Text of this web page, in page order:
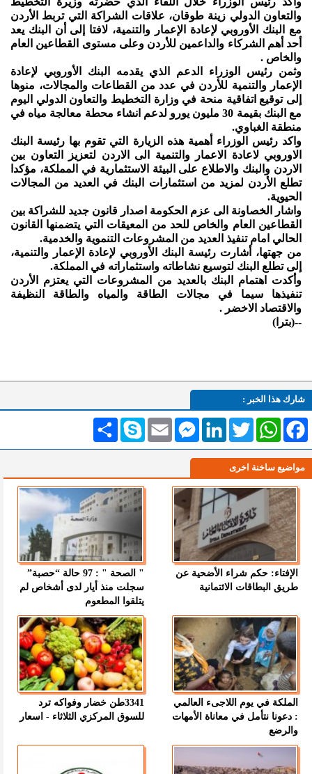
والتعاون الدولي زينة طوقان، علاقات الشراكة التي تربط الأردن
مع البنك الأوروبي لإعادة الإعمار والتنمية، لافتا إلى أن البنك يعد
أحد أهم الشركاء والداعمين للأردن وعلى مستوى القطاعين العام
والخاص .
وثمن رئيس الوزراء الدعم الذي يقدمه البنك الأوروبي لإعادة
الإعمار والتنمية للأردن في عدد من القطاعات والمجالات، منوها
إلى توقيع اتفاقية منحة في وزارة التخطيط والتعاون الدولي اليوم
مع البنك بقيمة 30 مليون يورو لدعم انشاء محطة معالجة مياه في
منطقة الغباوي.
واكد رئيس الوزراء أهمية هذه الزيارة التي تقوم بها رئيسة البنك
الاوروبي لاعادة الاعمار والتنمية الى الاردن لتعزيز التعاون بين
الاردن والبنك والاطلاع على البيئة الاستثمارية في المملكة، مؤكدا
تطلع الأردن لمزيد من استثمارات البنك في العديد من المجالات
الحيوية.
واشار الخصاونة الى عزم الحكومة اصدار قانون جديد للشراكة بين
القطاعين العام والخاص للحد من المعيقات التي يتضمنها القانون
الحالي امام تنفيذ العديد من المشروعات التنموية والخدمية.
من جهتها، أشارت رئيسة البنك الأوروبي لإعادة الإعمار والتنمية،
إلى تطلع البنك لتوسيع نشاطاته واستثماراته في المملكة.
وأكدت اهتمام البنك بالعديد من المشروعات التي يعتزم الأردن
تنفيذها سيما في مجالات الطاقة والمياه والطاقة النظيفة
والاقتصاد الاخضر .
--(بترا)
شارك هذا الخبر :
انشر Skype Email
MessengerLinkedInTwitterWhatsAppFacebook
مواضيع ساخنة اخرى
الإفتاء: حكم شراء الأضحية عن
طريق البطاقات الائتمانية
" الصحة " : 97 حالة “حصبة”
سجلت منذ أيار لدى أشخاص لم
يتلقوا المطعوم
الملكة في يوم اللاجىء العالمي
: دعونا نتأمل في معاناة الأمهات
والرضع
3341طن خضار وفواكه ترد
للسوق المركزي الثلاثاء - اسعار